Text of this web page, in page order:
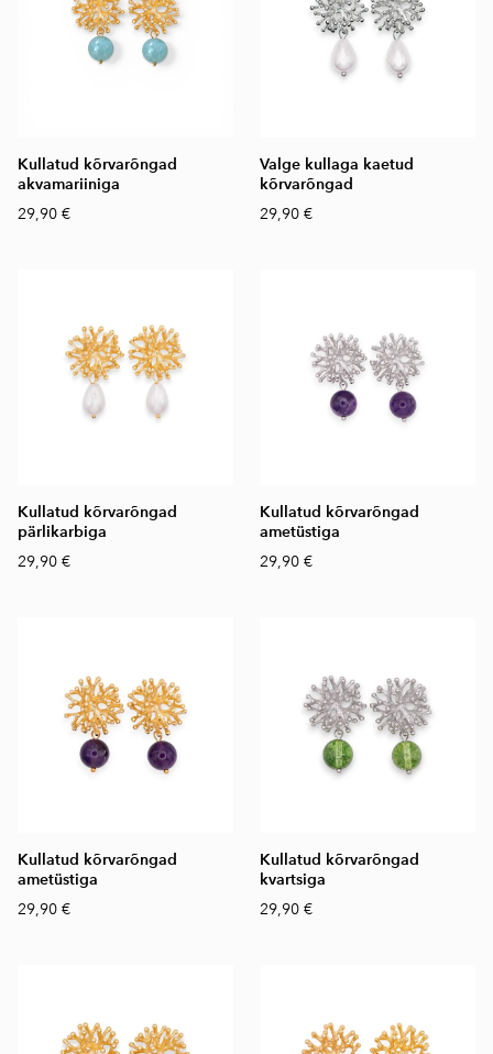
Kullatud kõrvarõngad
akvamariiniga
29,90 €
Valge kullaga kaetud
kõrvarõngad
29,90 €
Kullatud kõrvarõngad
pärlikarbiga
29,90 €
Kullatud kõrvarõngad
ametüstiga
29,90 €
Kullatud kõrvarõngad
ametüstiga
29,90 €
Kullatud kõrvarõngad
kvartsiga
29,90 €